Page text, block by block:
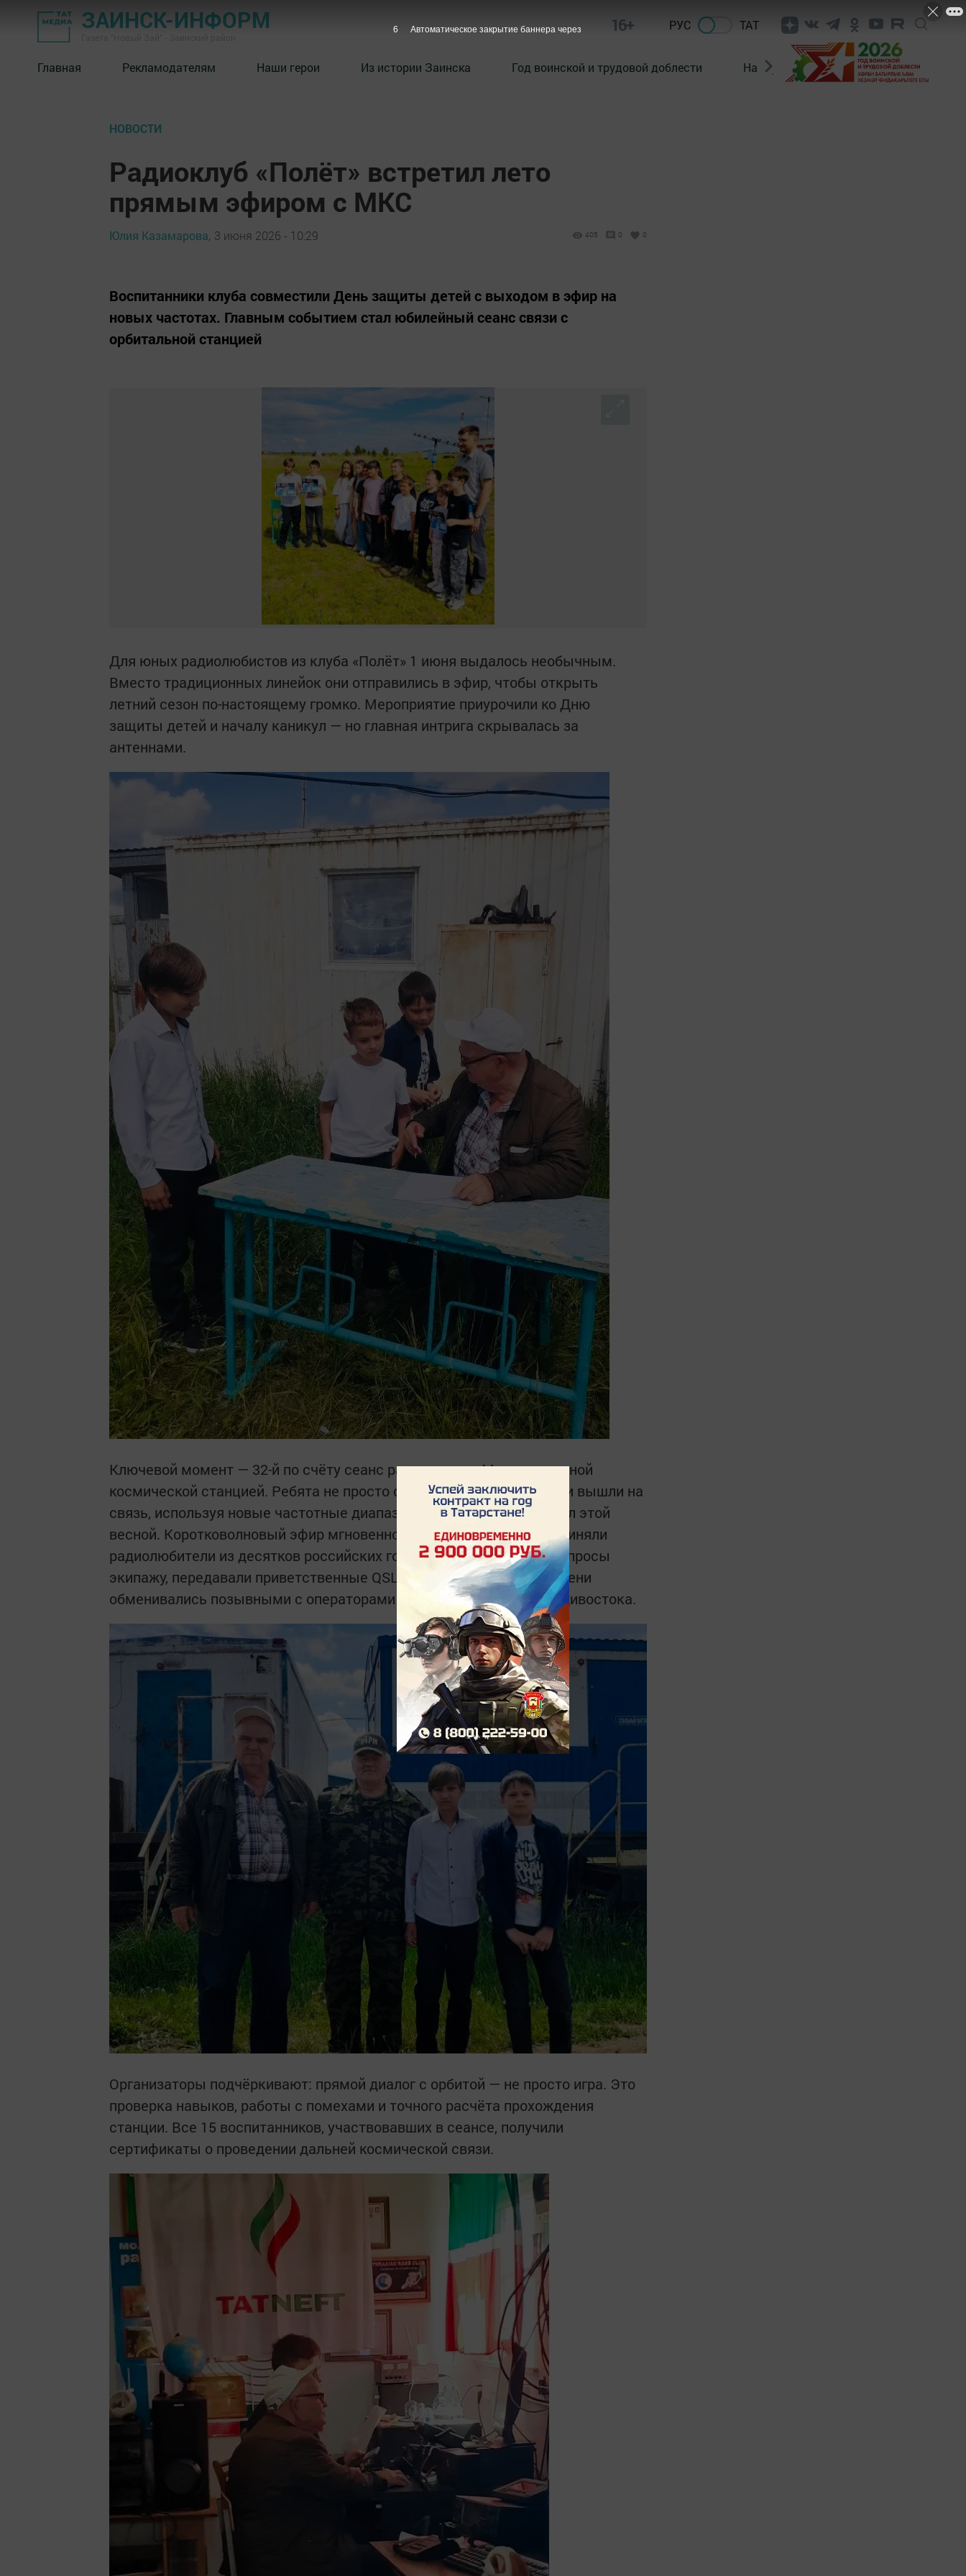
ЗАИНСК-ИНФОРМ 16+ РУС ТАТ
Главная Рекламодателям Наши герои Из истории Заинска Год воинской и трудовой доблести Нацпроекты Поколение будущего
НОВОСТИ
Радиоклуб «Полёт» встретил лето
прямым эфиром с МКС
Юлия Казамарова, 3 июня 2026 - 10:29 405 0 0
Воспитанники клуба совместили День защиты детей с выходом в эфир на
новых частотах. Главным событием стал юбилейный сеанс связи с
орбитальной станцией
Для юных радиолюбистов из клуба «Полёт» 1 июня выдалось необычным.
Вместо традиционных линейок они отправились в эфир, чтобы открыть
летний сезон по-настоящему громко. Мероприятие приурочили ко Дню
защиты детей и началу каникул — но главная интрига скрывалась за
антеннами.
Ключевой момент — 32-й по счёту сеанс радиосвязи с Международной
космической станцией. Ребята не просто слушали космос: они сами вышли на
связь, используя новые частотные диапазоны, которые клуб освоил этой
весной. Коротковолновый эфир мгновенно ожил: сигналы с МКС приняли
радиолюбители из десятков российских городов. Дети задавали вопросы
экипажу, передавали приветственные QSL-коды и в реальном времени
обменивались позывными с операторами от Калининграда до Владивостока.
Организаторы подчёркивают: прямой диалог с орбитой — не просто игра. Это
проверка навыков, работы с помехами и точного расчёта прохождения
станции. Все 15 воспитанников, участвовавших в сеансе, получили
сертификаты о проведении дальней космической связи.
4 Автоматическое закрытие баннера через